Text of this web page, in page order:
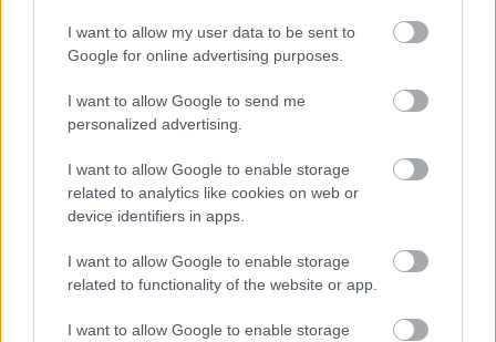
I want to allow my user data to be sent to
Google for online advertising purposes.
I want to allow Google to send me
personalized advertising.
I want to allow Google to enable storage
related to analytics like cookies on web or
device identifiers in apps.
I want to allow Google to enable storage
related to functionality of the website or app.
I want to allow Google to enable storage
Bencsik János felszólalása a Paksi
Atomerőmű parlamenti vitanapján
2015. február 19.
Parlamenti vita „a Paksi Atomerőmű kapacitásának
fenntartásával kapcsolatos beruházásról, valamint